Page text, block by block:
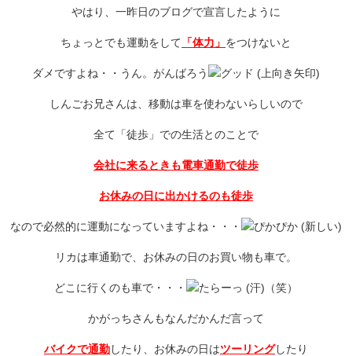
やはり、一昨日のブログで宣言したように
ちょっとでも運動をして 「体力」 をつけないと
ダメですよね・・うん。がんばろう
しんごお兄さんは、移動は車を使わないらしいので
全て「徒歩」での生活とのことで
会社に来るときも電車通勤で徒歩
お休みの日に出かけるのも徒歩
なので必然的に運動になっていますよね・・・
リカは車通勤で、お休みの日のお買い物も車で。
どこに行くのも車で・・・ （笑）
かがっちさんもなんだかんだ言って
バイクで通勤したり、お休みの日はツーリングしたり